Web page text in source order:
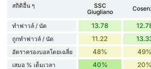
สถิติอื่น ๆ
SSC
Giugliano
ทำฟาวล์ / นัด 13.78
ถูกทำฟาวล์ / นัด 11.22
อัตราครองบอลโดยเฉลี่ย 48% 49%
เสมอ % เต็มเวลา 40% 20%